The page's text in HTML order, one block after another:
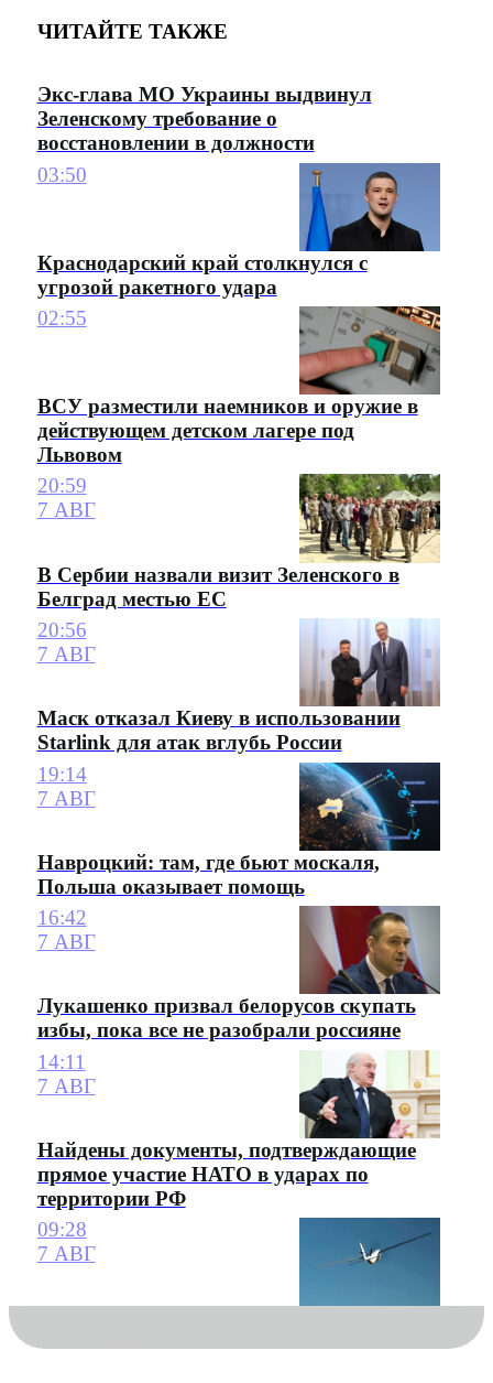
ЧИТАЙТЕ ТАКЖЕ
Экс-глава МО Украины выдвинул
Зеленскому требование о
восстановлении в должности
03:50
Краснодарский край столкнулся с
угрозой ракетного удара
02:55
ВСУ разместили наемников и оружие в
действующем детском лагере под
Львовом
20:59
7 АВГ
В Сербии назвали визит Зеленского в
Белград местью ЕС
20:56
7 АВГ
Маск отказал Киеву в использовании
Starlink для атак вглубь России
19:14
7 АВГ
Навроцкий: там, где бьют москаля,
Польша оказывает помощь
16:42
7 АВГ
Лукашенко призвал белорусов скупать
избы, пока все не разобрали россияне
14:11
7 АВГ
Найдены документы, подтверждающие
прямое участие НАТО в ударах по
территории РФ
09:28
7 АВГ